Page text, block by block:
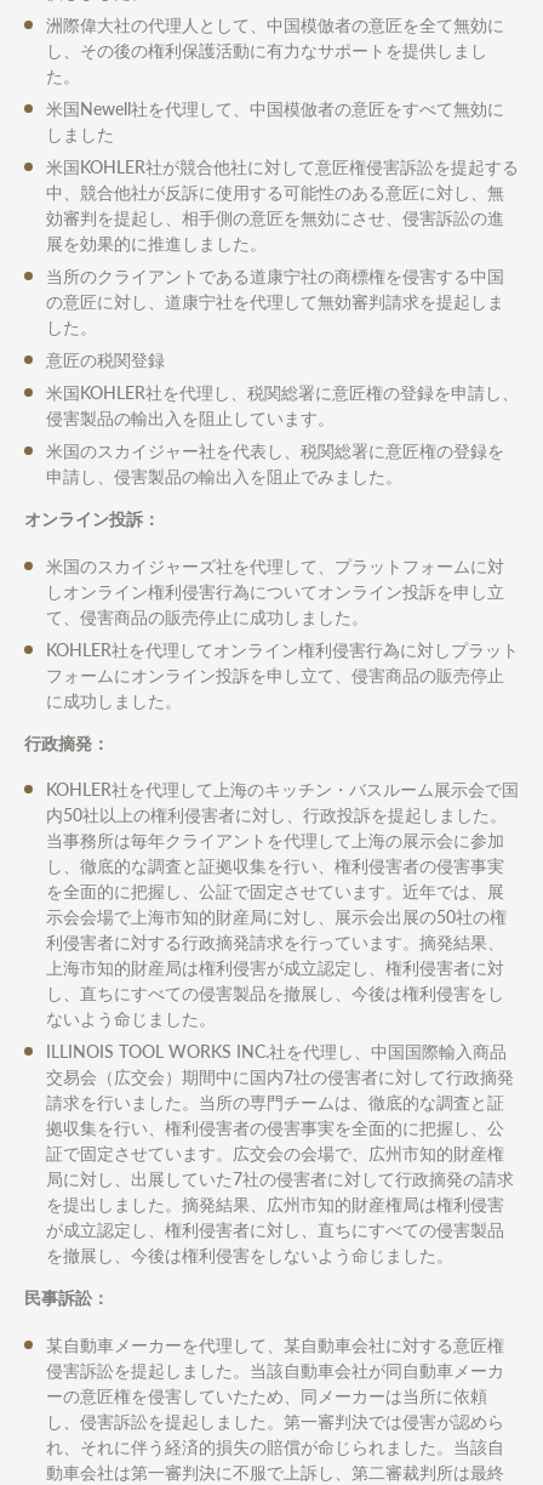
洲際偉大社の代理人として、中国模倣者の意匠を全て無効に
し、その後の権利保護活動に有力なサポートを提供しまし
た。
米国Newell社を代理して、中国模倣者の意匠をすべて無効に
しました
米国KOHLER社が競合他社に対して意匠権侵害訴訟を提起する
中、競合他社が反訴に使用する可能性のある意匠に対し、無
効審判を提起し、相手側の意匠を無効にさせ、侵害訴訟の進
展を効果的に推進しました。
当所のクライアントである道康宁社の商標権を侵害する中国
の意匠に対し、道康宁社を代理して無効審判請求を提起しま
した。
意匠の税関登録
米国KOHLER社を代理し、税関総署に意匠権の登録を申請し、
侵害製品の輸出入を阻止しています。
米国のスカイジャー社を代表し、税関総署に意匠権の登録を
申請し、侵害製品の輸出入を阻止でみました。
オンライン投訴：
米国のスカイジャーズ社を代理して、プラットフォームに対
しオンライン権利侵害行為についてオンライン投訴を申し立
て、侵害商品の販売停止に成功しました。
KOHLER社を代理してオンライン権利侵害行為に対しプラット
フォームにオンライン投訴を申し立て、侵害商品の販売停止
に成功しました。
行政摘発：
KOHLER社を代理して上海のキッチン・バスルーム展示会で国
内50社以上の権利侵害者に対し、行政投訴を提起しました。
当事務所は毎年クライアントを代理して上海の展示会に参加
し、徹底的な調査と証拠収集を行い、権利侵害者の侵害事実
を全面的に把握し、公証で固定させています。近年では、展
示会会場で上海市知的財産局に対し、展示会出展の50社の権
利侵害者に対する行政摘発請求を行っています。摘発結果、
上海市知的財産局は権利侵害が成立認定し、権利侵害者に対
し、直ちにすべての侵害製品を撤展し、今後は権利侵害をし
ないよう命じました。
ILLINOIS TOOL WORKS INC.社を代理し、中国国際輸入商品
交易会（広交会）期間中に国内7社の侵害者に対して行政摘発
請求を行いました。当所の専門チームは、徹底的な調査と証
拠収集を行い、権利侵害者の侵害事実を全面的に把握し、公
証で固定させています。広交会の会場で、広州市知的財産権
局に対し、出展していた7社の侵害者に対して行政摘発の請求
を提出しました。摘発結果、広州市知的財産権局は権利侵害
が成立認定し、権利侵害者に対し、直ちにすべての侵害製品
を撤展し、今後は権利侵害をしないよう命じました。
民事訴訟：
某自動車メーカーを代理して、某自動車会社に対する意匠権
侵害訴訟を提起しました。当該自動車会社が同自動車メーカ
ーの意匠権を侵害していたため、同メーカーは当所に依頼
し、侵害訴訟を提起しました。第一審判決では侵害が認めら
れ、それに伴う経済的損失の賠償が命じられました。当該自
動車会社は第一審判決に不服で上訴し、第二審裁判所は最終